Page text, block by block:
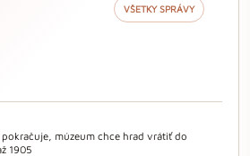
VŠETKY SPRÁVY
múzeum chce hrad vrátiť do
1905